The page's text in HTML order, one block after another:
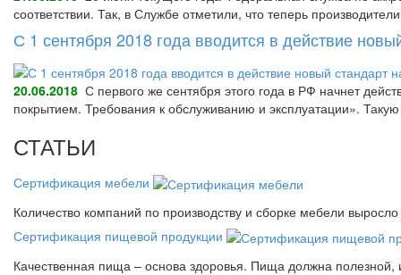
соответствии. Так, в Службе отметили, что теперь
С 1 сентября 2018 года вводится в действие
20.06.2018 С первого же сентября этого года в РФ начнет
покрытием. Требования к обслуживанию и эксплуатации».
СТАТЬИ
Сертификация мебели
Количество компаний по производству и сборке мебели
Сертификация пищевой продукции
Качественная пища – основа здоровья. Пища должна